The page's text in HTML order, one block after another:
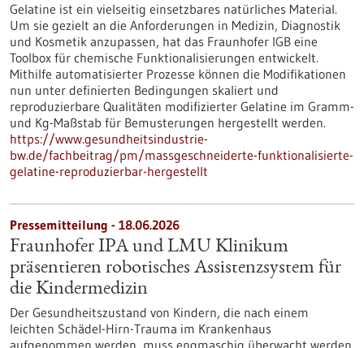
Gelatine ist ein vielseitig einsetzbares natürliches Material.
Um sie gezielt an die Anforderungen in Medizin, Diagnostik
und Kosmetik anzupassen, hat das Fraunhofer IGB eine
Toolbox für chemische Funktionalisierungen entwickelt.
Mithilfe automatisierter Prozesse können die Modifikationen
nun unter definierten Bedingungen skaliert und
reproduzierbare Qualitäten modifizierter Gelatine im Gramm-
und Kg-Maßstab für Bemusterungen hergestellt werden.
https://www.gesundheitsindustrie-
bw.de/fachbeitrag/pm/massgeschneiderte-funktionalisierte-
gelatine-reproduzierbar-hergestellt
Pressemitteilung - 18.06.2026
Fraunhofer IPA und LMU Klinikum
präsentieren robotisches Assistenzsystem für
die Kindermedizin
Der Gesundheitszustand von Kindern, die nach einem
leichten Schädel-Hirn-Trauma im Krankenhaus
aufgenommen werden, muss engmaschig überwacht werden.